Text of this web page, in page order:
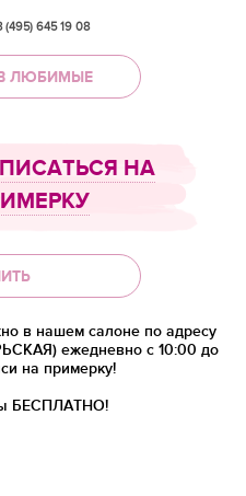
(495) 645 19 08
ЛЮБИМЫЕ
НА
в нашем салоне по адресу
ежедневно с 10:00 до
на примерку!
БЕСПЛАТНО!